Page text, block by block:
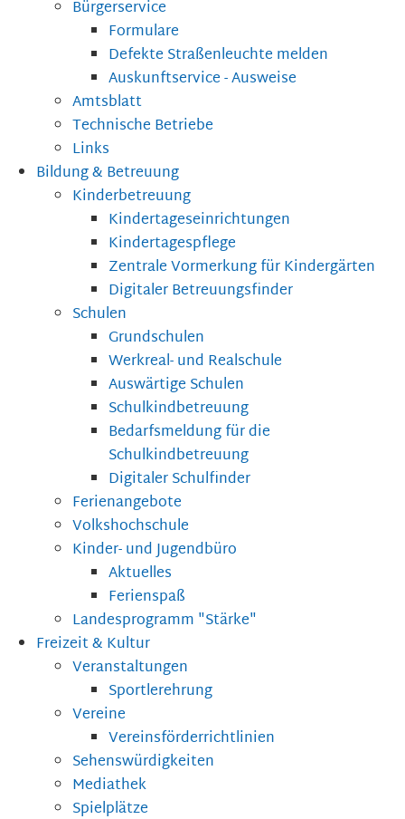
Bürgerservice
Formulare
Defekte Straßenleuchte melden
Auskunftservice - Ausweise
Amtsblatt
Technische Betriebe
Links
Bildung & Betreuung
Kinderbetreuung
Kindertageseinrichtungen
Kindertagespflege
Zentrale Vormerkung für Kindergärten
Digitaler Betreuungsfinder
Schulen
Grundschulen
Werkreal- und Realschule
Auswärtige Schulen
Schulkindbetreuung
Bedarfsmeldung für die
Schulkindbetreuung
Digitaler Schulfinder
Ferienangebote
Volkshochschule
Kinder- und Jugendbüro
Aktuelles
Ferienspaß
Landesprogramm "Stärke"
Freizeit & Kultur
Veranstaltungen
Sportlerehrung
Vereine
Vereinsförderrichtlinien
Sehenswürdigkeiten
Mediathek
Spielplätze